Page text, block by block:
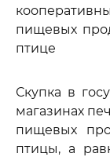
пищевых
птице
Скупка в
магазинах
пищевых
птицы, а